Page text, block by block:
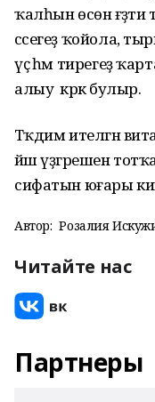
ҡалһын өсөн ғәҙәти
сәсегеҙ ҡойола,
үҫә һәм тирегеҙ
алыу кәрәк булыр.
Тәҡдим ителгән
йәш үҙгәрешен
сифатын юғары
Автор: Розалия
Читайте нас
Партнеры